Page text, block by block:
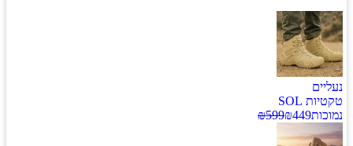
נעליים
טקטיות SOL
נמוכות
₪449
₪599